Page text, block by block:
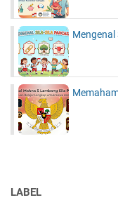
Mengenal
LABEL